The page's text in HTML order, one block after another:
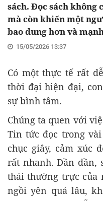
sách. Đọc sách
mà còn khiến một
bao dung hơn và
15/05/2026 13:37
Có một thực tế rất
thời đại hiện đại,
sự bình tâm.
Chúng ta quen với
Tin tức đọc trong
chục giây, cảm xúc
rất nhanh. Dần dần,
thái thường trực của
ngồi yên quá lâu,